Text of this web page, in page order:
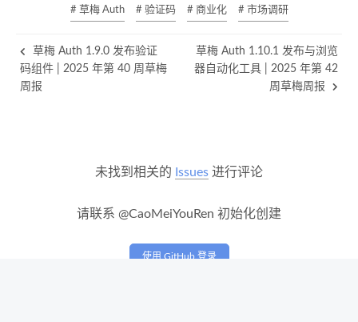
# 草梅 Auth # 验证码 # 商业化 # 市场调研
草梅 Auth 1.9.0 发布验证
码组件 | 2025 年第 40 周草梅
周报
草梅 Auth 1.10.1 发布与浏览
器自动化工具 | 2025 年第 42
周草梅周报
未找到相关的 Issues 进行评论
请联系 @CaoMeiYouRen 初始化创建
使用 GitHub 登录